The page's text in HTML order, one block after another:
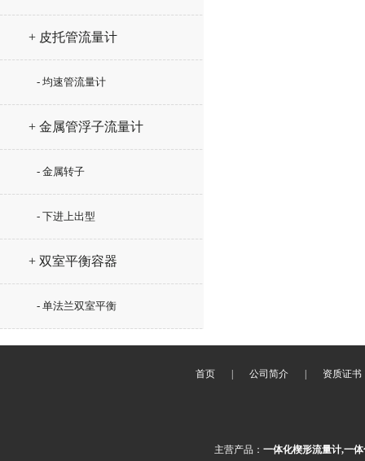
+ 皮托管流量计
- 均速管流量计
+ 金属管浮子流量计
- 金属转子
- 下进上出型
+ 双室平衡容器
- 单法兰双室平衡
首页 公司简介 资质证书
主营产品：一体化楔形流量计,一